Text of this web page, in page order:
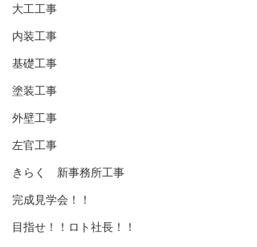
大工工事
内装工事
基礎工事
塗装工事
外壁工事
左官工事
きらく 新事務所工事
完成見学会！！
目指せ！！ロト社長！！